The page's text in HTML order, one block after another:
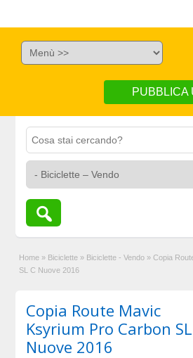
PUBBLICA
Home » Biciclette » Biciclette - Vendo » Copia
SL C Nuove 2016
Copia Route Mavic
Ksyrium Pro Carbon
Nuove 2016